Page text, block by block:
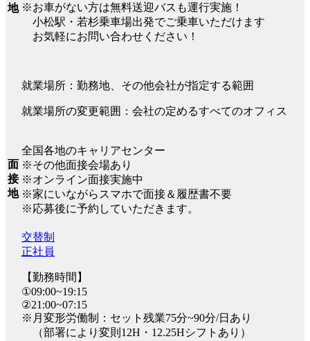
地 ※お車がない方は無料送迎バスも運行実施！
小松駅・若杉乗車場出発でご乗車いただけます
お気軽にお問い合わせください！
就業場所：勤務地、その他会社が指定する範囲
就業場所の変更範囲：会社の定めるすべてのオフィス
面
接
地
全国各地のキャリアセンター
※その他面接会場あり
※オンライン面接実施中
※家にいながらスマホで面接＆履歴書不要
※応募後に予約していただきます。
交替制
正社員
【勤務時間】
①09:00~19:15
②21:00~07:15
※月変形労働制：セット残業75分~90分/日あり
（部署により変則12H・12.25Hシフトあり）